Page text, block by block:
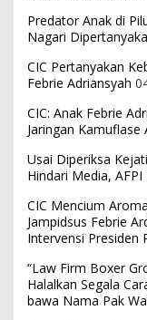
Predator Anak di
Nagari
CIC Pertanyakan
Febrie Adriansyah
CIC: Anak Febrie
Jaringan Kamuflase
Usai Diperiksa
Hindari Media,
CIC Mencium
Jampidsus Febrie
Intervensi Presiden
“Law Firm Boxer
Halalkan Segala
bawa Nama Pak